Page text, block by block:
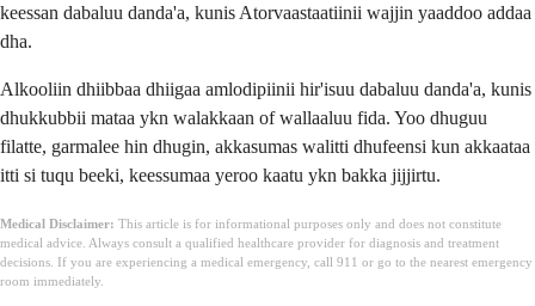
keessan dabaluu danda'a, kunis Atorvaastaatiinii wajjin yaaddoo addaa
dha.
Alkooliin dhiibbaa dhiigaa amlodipiinii hir'isuu dabaluu danda'a, kunis
dhukkubbii mataa ykn walakkaan of wallaaluu fida. Yoo dhuguu
filatte, garmalee hin dhugin, akkasumas walitti dhufeensi kun akkaataa
itti si tuqu beeki, keessumaa yeroo kaatu ykn bakka jijjirtu.
Medical Disclaimer: This article is for informational purposes only and does not constitute
medical advice. Always consult a qualified healthcare provider for diagnosis and treatment
decisions. If you are experiencing a medical emergency, call 911 or go to the nearest emergency
room immediately.